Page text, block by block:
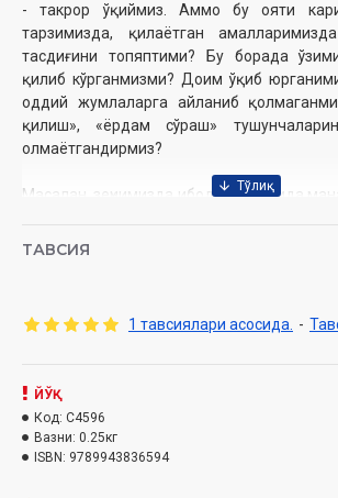
- такрор ўқиймиз. Аммо бу ояти
тарзимизда, қилаётган
тасдиғини топяптими? Бу борада
қилиб кўрганмизми? Доим ўқиб
оддий жумлаларга айланиб
қилиш», «ёрдам сўраш»
олмаётгандирмиз?
Масалан, зеҳнимизда ибодат борасида
пули бор, имкони бор одамлар учун закот,
нарсаларни сўраш билан чегаралаб
наъбуду ва ийяака настаъийн» оятининг
ифодалай олмайди, чунки мўминнинг ҳар
ибодат бўлиши керак.
ТАВСИЯ
1 тавсиялари асосида. -
ЙЎҚ
Код: C4596
Вазни: 0.25кг
ISBN: 9789943836594